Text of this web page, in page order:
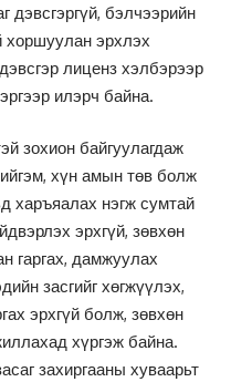
дэвсгэргүй, бэлчээрийн
хоршуулан эрхлэх
лиценз хэлбэрээр
илэрч байна.
зохион байгуулагдаж
хүн амын төв болж
харъяалах нэгж сумтай
эрхгүй, зөвхөн
гаргах, дамжуулах
засгийг хөгжүүлэх,
эрхгүй болж, зөвхөн
хүргэж байна.
захиргааны хуваарьт